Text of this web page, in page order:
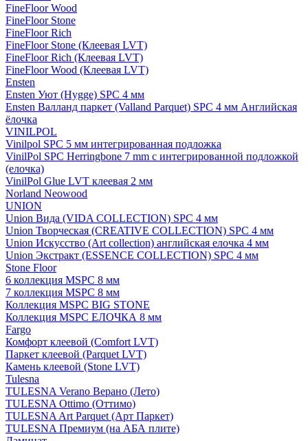
FineFloor Wood
FineFloor Stone
FineFloor Rich
FineFloor Stone (Клеевая LVT)
FineFloor Rich (Клеевая LVT)
FineFloor Wood (Клеевая LVT)
Ensten
Ensten Уют (Hygge) SPC 4 мм
Ensten Валланд паркет (Valland Parquet) SPC 4 мм Английская
ёлочка
VINILPOL
Vinilpol SPC 5 мм интегрированная подложка
VinilPol SPC Herringbone 7 mm с интегрированной подложкой
(елочка)
VinilPol Glue LVT клеевая 2 мм
Norland Neowood
UNION
Union Вида (VIDA COLLECTION) SPC 4 мм
Union Творческая (CREATIVE COLLECTION) SPC 4 мм
Union Искусство (Art collection) английская елочка 4 мм
Union Экстракт (ESSENCE COLLECTION) SPC 4 мм
Stone Floor
6 коллекция MSPC 8 мм
7 коллекция MSPC 8 мм
Коллекция MSPC BIG STONE
Коллекция MSPC ЕЛОЧКА 8 мм
Fargo
Комфорт клеевой (Comfort LVT)
Паркет клеевой (Parquet LVT)
Камень клеевой (Stone LVT)
Tulesna
TULESNA Verano Верано (Лето)
TULESNA Ottimo (Оттимо)
TULESNA Art Parquet (Арт Паркет)
TULESNA Премиум (на АБА плите)